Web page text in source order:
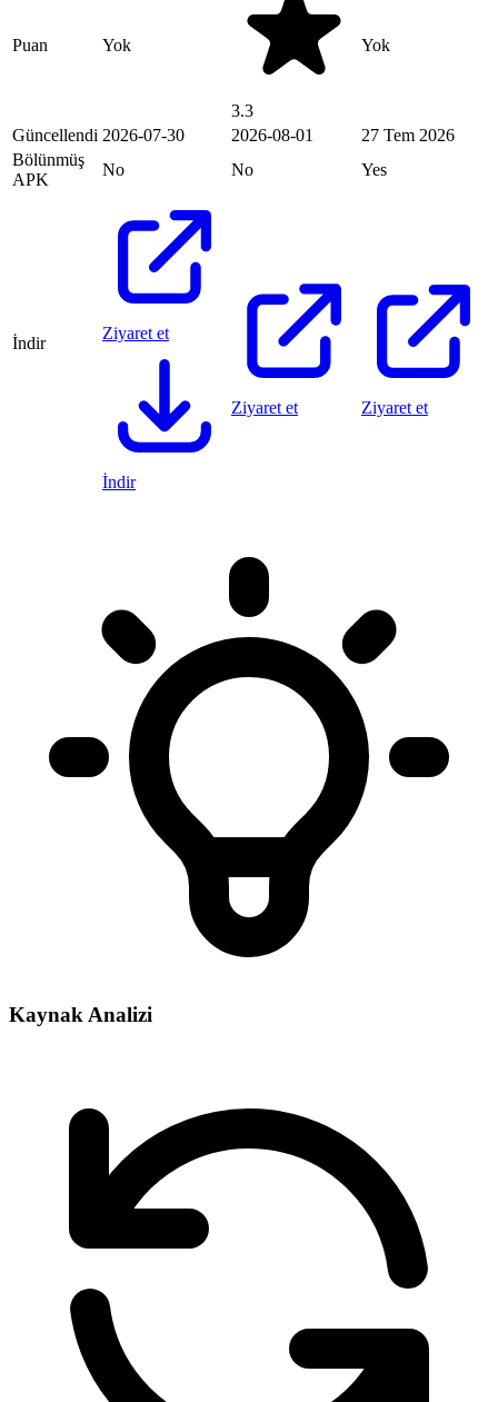
Puan Yok
3.3
Yok
Güncellendi 2026-07-30 2026-08-01
27 Tem 2026
Bölünmüş
APK
No No Yes
İndir
Ziyaret et
İndir
Ziyaret et Ziyaret et
Kaynak Analizi